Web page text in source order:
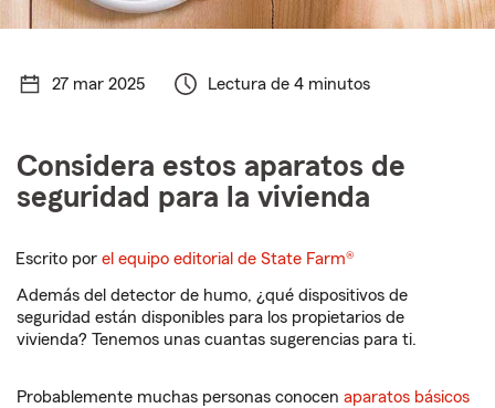
27 mar 2025 Lectura de 4 minutos
Considera estos aparatos de
seguridad para la vivienda
Escrito porel equipo editorial de State Farm®
Además del detector de humo, ¿qué dispositivos de
seguridad están disponibles para los propietarios de
vivienda? Tenemos unas cuantas sugerencias para ti.
Probablemente muchas personas conocen aparatos básicos